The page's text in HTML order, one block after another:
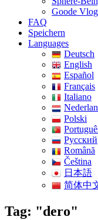
Goode Vlog
FAQ
Speichern
Languages
Deutsch
English
Español
Français
Italiano
Polski
Pусский
Română
Čeština
日本語
简体中
Tag: "dero"